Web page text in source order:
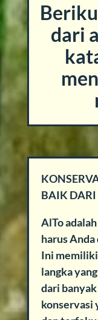
dari
BAIK
AlTo
harus Anda
Ini
langka
dari
konservasi